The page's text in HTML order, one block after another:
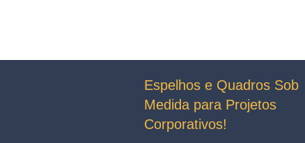
Espelhos e Quadros Sob
Medida para Projetos
Corporativos!